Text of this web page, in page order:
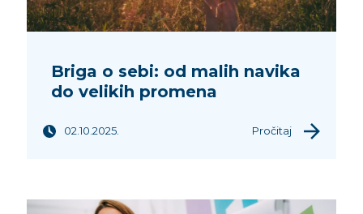
Briga o sebi: od malih navika
do velikih promena
02.10.2025. Pročitaj